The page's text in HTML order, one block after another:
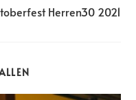
Herren30 2021